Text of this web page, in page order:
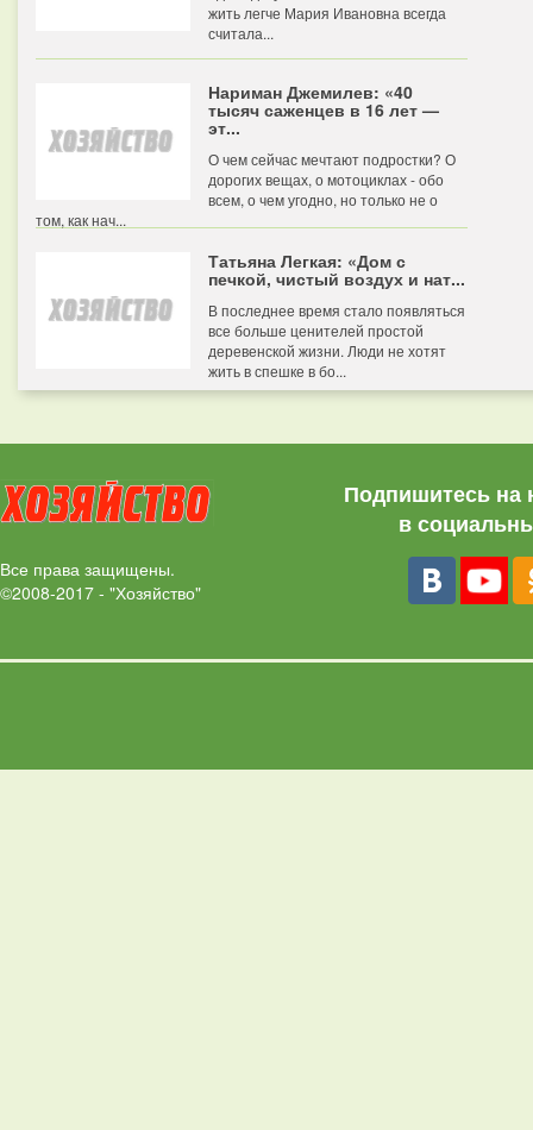
жить легче Мария Ивановна всегда
считала...
Нариман Джемилев: «40
тысяч саженцев в 16 лет —
эт...
О чем сейчас мечтают подростки? О
дорогих вещах, о мотоциклах - обо
всем, о чем угодно, но только не о
том, как нач...
Татьяна Легкая: «Дом с
печкой, чистый воздух и нат...
В последнее время стало появляться
все больше ценителей простой
деревенской жизни. Люди не хотят
жить в спешке в бо...
Все права защищены.
©2008-2017 - "Хозяйство"
Подпишитесь на
в